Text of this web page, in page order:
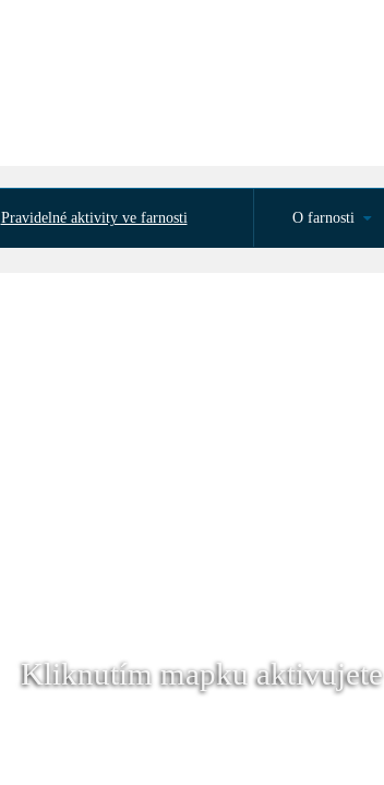
Pravidelné aktivity ve farnosti O farnosti
Kliknutím mapku aktivujete